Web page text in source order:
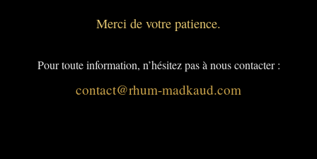
Merci de votre patience.
Pour toute information, n’hésitez pas à nous contacter :
contact@rhum-madkaud.com